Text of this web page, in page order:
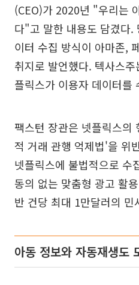
(CEO)가 2020년 "우리는
다"고 말한 내용도 담겼다.
이터 수집 방식이 아마존,
취지로 발언했다. 텍사스
플릭스가 이용자 데이터를
팩스턴 장관은 넷플릭스의
적 거래 관행 억제법'을 위
넷플릭스에 불법적으로 수
동의 없는 맞춤형 광고 활
반 건당 최대 1만달러의
아동 정보와 자동재생도